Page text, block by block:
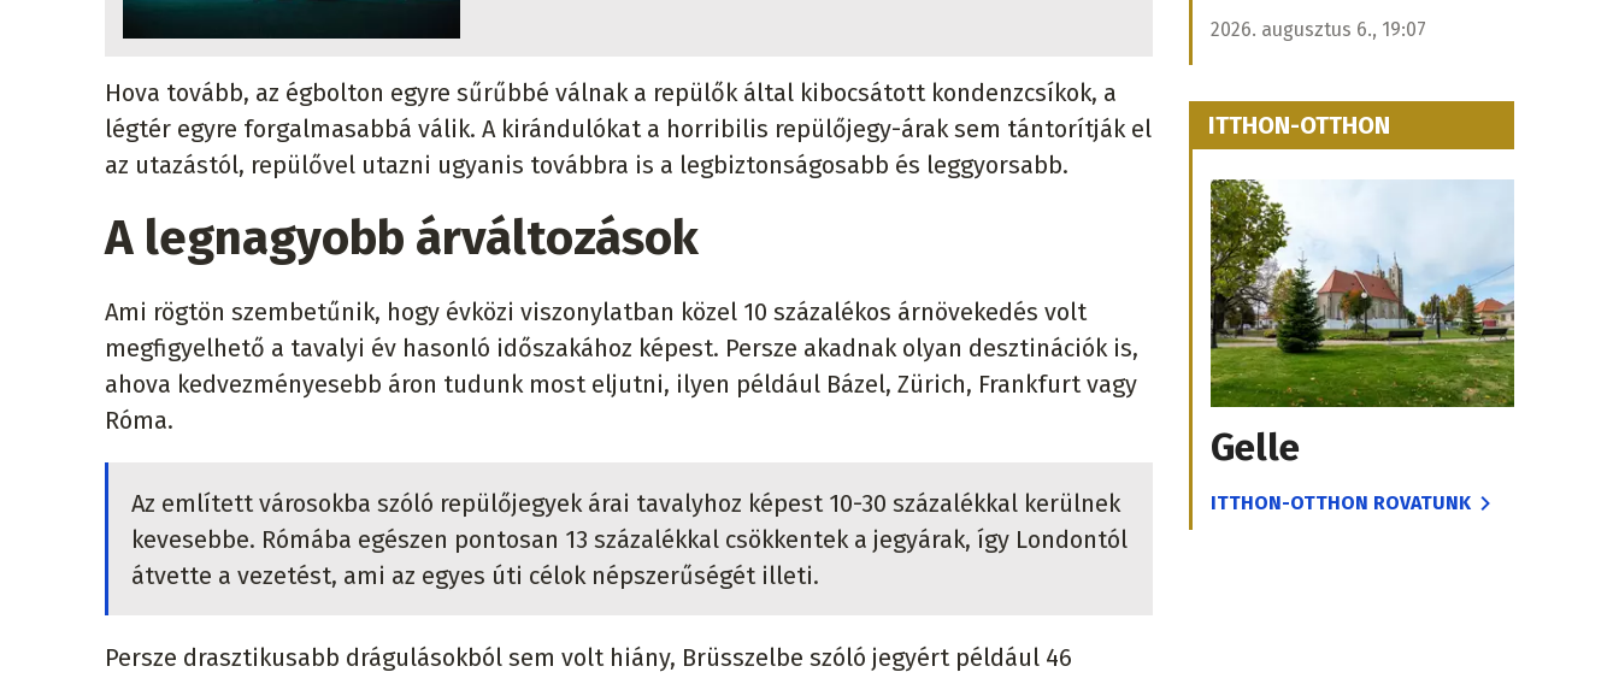
Hova tovább, az égbolton egyre sűrűbbé válnak a repülők által kibocsátott kondenzcsíkok, a
légtér egyre forgalmasabbá válik. A kirándulókat a horribilis repülőjegy-árak sem tántorítják el
az utazástól, repülővel utazni ugyanis továbbra is a legbiztonságosabb és leggyorsabb.
A legnagyobb árváltozások
Ami rögtön szembetűnik, hogy évközi viszonylatban közel 10 százalékos árnövekedés volt
megfigyelhető a tavalyi év hasonló időszakához képest. Persze akadnak olyan desztinációk is,
ahova kedvezményesebb áron tudunk most eljutni, ilyen például Bázel, Zürich, Frankfurt vagy
Róma.
Az említett városokba szóló repülőjegyek árai tavalyhoz képest 10-30 százalékkal kerülnek
kevesebbe. Rómába egészen pontosan 13 százalékkal csökkentek a jegyárak, így Londontól
átvette a vezetést, ami az egyes úti célok népszerűségét illeti.
Persze drasztikusabb drágulásokból sem volt hiány, Brüsszelbe szóló jegyért például 46
2026. augusztus 6., 19:07
ITTHON-OTTHON
Gelle
ITTHON-OTTHON ROVATUNK